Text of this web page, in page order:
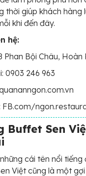
thời giúp khách hàng
khi đến đây.
hệ:
Phan Bội Châu, Hoàn
0903 246 963
FB.com/
Buffet Sen
cái tên nổi tiếng
Việt cũng là một